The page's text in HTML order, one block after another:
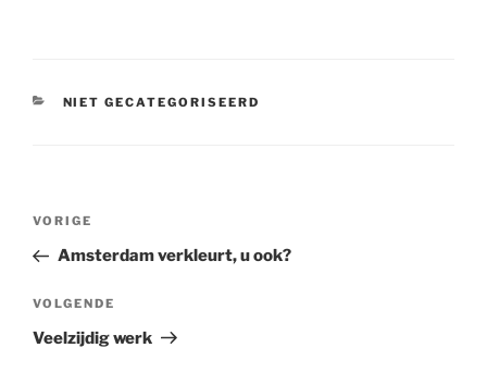
CATEGORIEËN
NIET GECATEGORISEERD
Bericht
Vorig
bericht
VORIGE
Amsterdam verkleurt, u ook?
Volgend
bericht
VOLGENDE
Veelzijdig werk